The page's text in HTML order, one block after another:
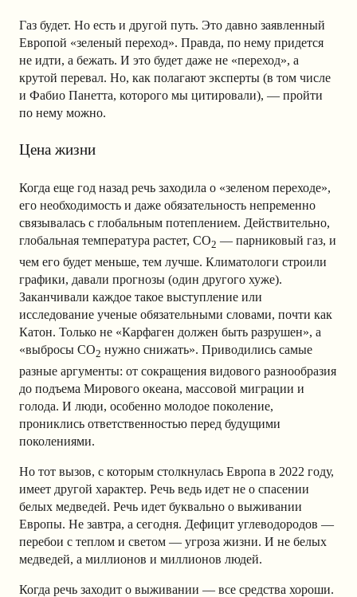
Газ будет. Но есть и другой путь. Это давно заявленный
Европой «зеленый переход». Правда, по нему придется
не идти, а бежать. И это будет даже не «переход», а
крутой перевал. Но, как полагают эксперты (в том числе
и Фабио Панетта, которого мы цитировали), — пройти
по нему можно.
Цена жизни
Когда еще год назад речь заходила о «зеленом переходе»,
его необходимость и даже обязательность непременно
связывалась с глобальным потеплением. Действительно,
глобальная температура растет, CO2 — парниковый газ, и
чем его будет меньше, тем лучше. Климатологи строили
графики, давали прогнозы (один другого хуже).
Заканчивали каждое такое выступление или
исследование ученые обязательными словами, почти как
Катон. Только не «Карфаген должен быть разрушен», а
«выбросы CO2 нужно снижать». Приводились самые
разные аргументы: от сокращения видового разнообразия
до подъема Мирового океана, массовой миграции и
голода. И люди, особенно молодое поколение,
прониклись ответственностью перед будущими
поколениями.
Но тот вызов, с которым столкнулась Европа в 2022 году,
имеет другой характер. Речь ведь идет не о спасении
белых медведей. Речь идет буквально о выживании
Европы. Не завтра, а сегодня. Дефицит углеводородов —
перебои с теплом и светом — угроза жизни. И не белых
медведей, а миллионов и миллионов людей.
Когда речь заходит о выживании — все средства хороши.